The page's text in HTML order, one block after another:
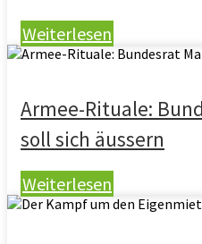
Weiterlesen
Armee-Rituale:
soll sich äussern
Weiterlesen